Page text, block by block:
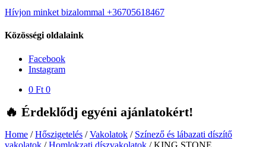
Hívjon minket bizalommal +36705618467
Közösségi oldalaink
Facebook
Instagram
0 Ft 0
🔥 Érdeklődj egyéni ajánlatokért!
Home /Hőszigetelés /Vakolatok / Színező és lábazati díszítő
vakolatok /Homlokzati díszvakolatok /KING STONE